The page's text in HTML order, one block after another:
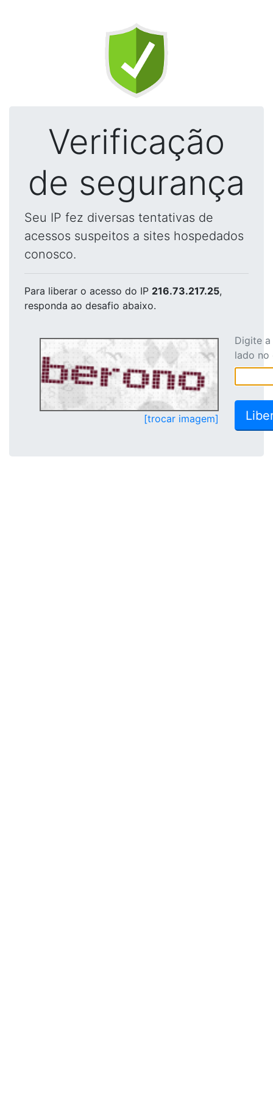
Verificação
de segurança
Seu IP fez diversas tentativas de
acessos suspeitos a sites hospedados
conosco.
Para liberar o acesso do IP 216.73.217.25,
responda ao desafio abaixo.
[trocar imagem]
Digite
lado no